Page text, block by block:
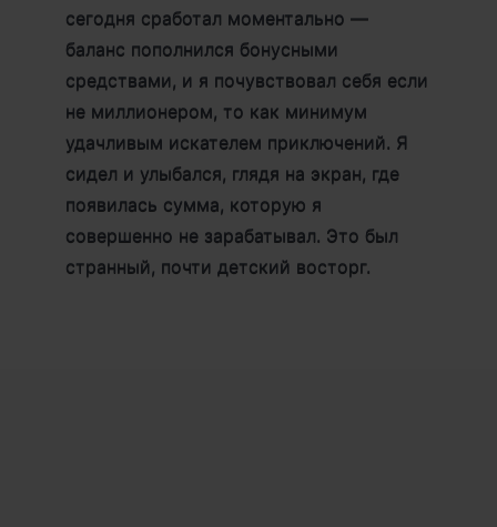
сегодня сработал моментально —
баланс пополнился бонусными
средствами, и я почувствовал себя если
не миллионером, то как минимум
удачливым искателем приключений. Я
сидел и улыбался, глядя на экран, где
появилась сумма, которую я
совершенно не зарабатывал. Это был
странный, почти детский восторг.